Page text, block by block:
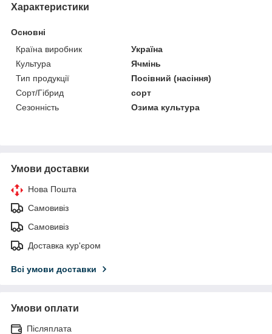
Характеристики
Основні
Країна виробник
Україна
Культура
Ячмінь
Тип продукції
Посівний (насіння)
Сорт/Гібрид
сорт
Сезонність
Озима культура
Умови доставки
Нова Пошта
Самовивіз
Самовивіз
Доставка кур'єром
Всі умови доставки
Умови оплати
Післяплата